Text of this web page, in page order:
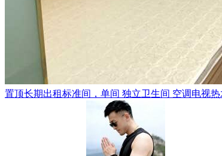
置顶长期出租标准间，单间 独立卫生间 空调电视